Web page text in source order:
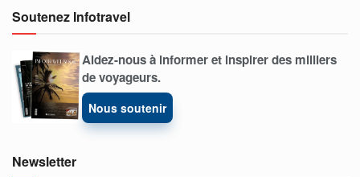
Soutenez Infotravel
Aidez-nous à informer et inspirer des milliers
de voyageurs.
Nous soutenir
Newsletter